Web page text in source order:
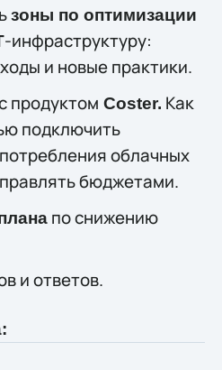
зоны по оптимизации
-инфраструктуру:
и новые практики.
продуктом Coster. Как
подключить
облачных
бюджетами.
по снижению
и ответов.